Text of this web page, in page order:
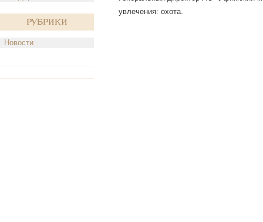
Рубрики
Новости
увлечения: охота.